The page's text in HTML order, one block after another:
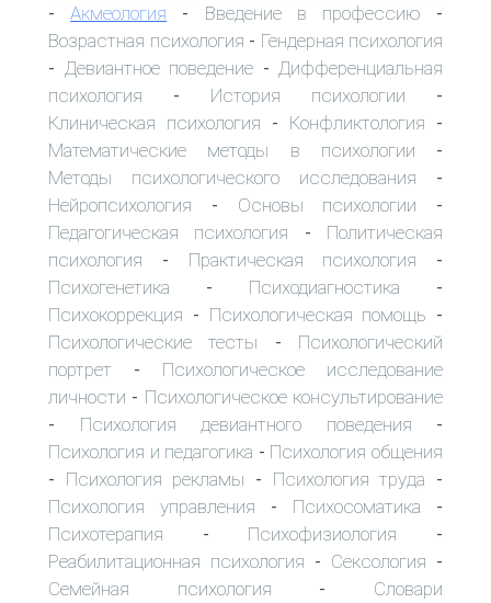
-Акмеология - Введение в профессию -
Возрастная психология - Гендерная психология
- Девиантное поведение - Дифференциальная
психология - История психологии -
Клиническая психология - Конфликтология -
Математические методы в психологии -
Методы психологического исследования -
Нейропсихология - Основы психологии -
Педагогическая психология - Политическая
психология - Практическая психология -
Психогенетика - Психодиагностика -
Психокоррекция - Психологическая помощь -
Психологические тесты - Психологический
портрет - Психологическое исследование
личности - Психологическое консультирование
- Психология девиантного поведения -
Психология и педагогика - Психология общения
- Психология рекламы - Психология труда -
Психология управления - Психосоматика -
Психотерапия - Психофизиология -
Реабилитационная психология - Сексология -
Семейная психология - Словари